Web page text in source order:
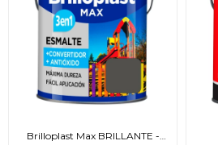
Brilloplast Max BRILLANTE -